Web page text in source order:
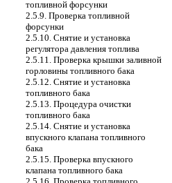
топливной форсунки
2.5.9. Проверка топливной
форсунки
2.5.10. Снятие и установка
регулятора давления топлива
2.5.11. Проверка крышки заливной
горловины топливного бака
2.5.12. Снятие и установка
топливного бака
2.5.13. Процедура очистки
топливного бака
2.5.14. Снятие и установка
впускного клапана топливного
бака
2.5.15. Проверка впускного
клапана топливного бака